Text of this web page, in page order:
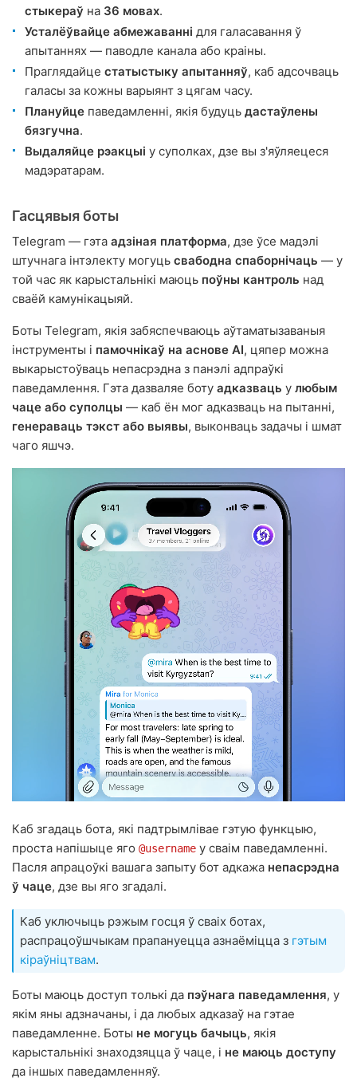
стыкераў на 36 мовах.
Усталёўвайце абмежаванні для галасавання ў
апытаннях — паводле канала або краіны.
Праглядайце статыстыку апытанняў, каб адсочваць
галасы за кожны варыянт з цягам часу.
Плануйце паведамленні, якія будуць дастаўлены
бязгучна.
Выдаляйце рэакцыі у суполках, дзе вы з'яўляецеся
мадэратарам.
Гасцявыя боты
Telegram — гэта адзіная платформа, дзе ўсе мадэлі
штучнага інтэлекту могуць свабодна спаборнічаць — у
той час як карыстальнікі маюць поўны кантроль над
сваёй камунікацыяй.
Боты Telegram, якія забяспечваюць аўтаматызаваныя
інструменты і памочнікаў на аснове AI, цяпер можна
выкарыстоўваць непасрэдна з панэлі адпраўкі
паведамлення. Гэта дазваляе боту адказваць у любым
чаце або суполцы — каб ён мог адказваць на пытанні,
генераваць тэкст або выявы, выконваць задачы і шмат
чаго яшчэ.
Каб згадаць бота, які падтрымлівае гэтую функцыю,
проста напішыце яго @username у сваім паведамленні.
Пасля апрацоўкі вашага запыту бот адкажа непасрэдна
ў чаце, дзе вы яго згадалі.
Каб уключыць рэжым госця ў сваіх ботах,
распрацоўшчыкам прапануецца азнаёміцца з гэтым
кіраўніцтвам.
Боты маюць доступ толькі да пэўнага паведамлення, у
якім яны адзначаны, і да любых адказаў на гэтае
паведамленне. Боты не могуць бачыць, якія
карыстальнікі знаходзяцца ў чаце, і не маюць доступу
да іншых паведамленняў.